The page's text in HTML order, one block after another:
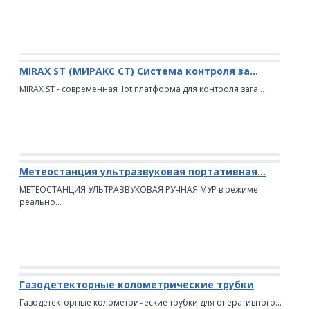
MIRAX ST (МИРАКС СТ) Система контроля за...
MIRAX ST - современная Iot платформа для контроля зага...
Метеостанция ультразвуковая портативная...
МЕТЕОСТАНЦИЯ УЛЬТРАЗВУКОВАЯ РУЧНАЯ МУР в режиме
реально...
Газодетекторные колометрические трубки
Газодетекторные колометрические трубки для оперативного...